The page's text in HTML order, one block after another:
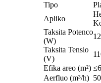
Tipo
Apliko
Taksita Potenco
(W)
Taksita Tensio
(V)
Efika areo (m²)
Aerfluo (m³/h)